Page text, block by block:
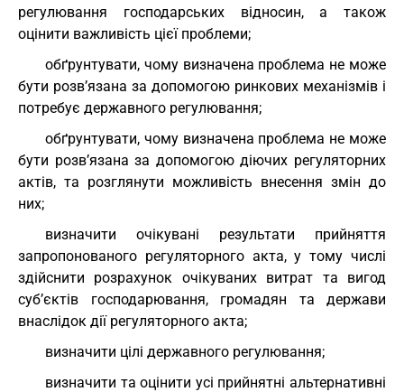
регулювання господарських відносин, а також
оцінити важливість цієї проблеми;
обґрунтувати, чому визначена проблема не може
бути розв’язана за допомогою ринкових механізмів і
потребує державного регулювання;
обґрунтувати, чому визначена проблема не може
бути розв’язана за допомогою діючих регуляторних
актів, та розглянути можливість внесення змін до
них;
визначити очікувані результати прийняття
запропонованого регуляторного акта, у тому числі
здійснити розрахунок очікуваних витрат та вигод
суб’єктів господарювання, громадян та держави
внаслідок дії регуляторного акта;
визначити цілі державного регулювання;
визначити та оцінити усі прийнятні альтернативні